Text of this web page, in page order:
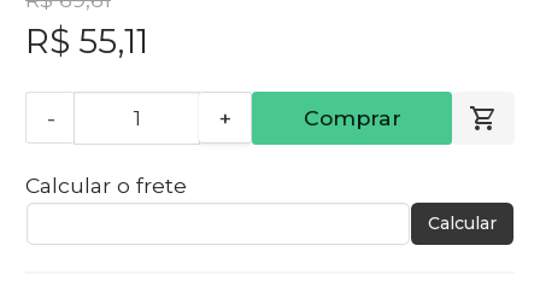
R$ 55,11
- + Comprar
Calcular o frete
Calcular